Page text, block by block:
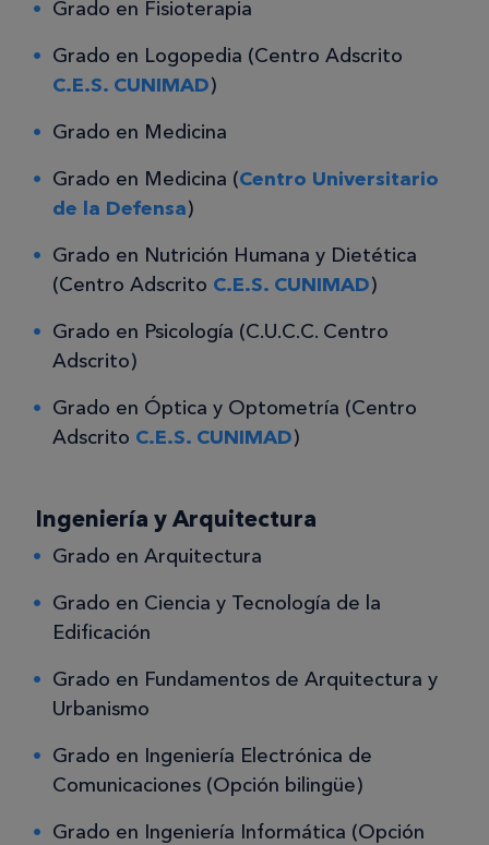
Grado en Fisioterapia
Grado en Logopedia (Centro Adscrito
C.E.S. CUNIMAD)
Grado en Medicina
Grado en Medicina (Centro Universitario
de la Defensa)
Grado en Nutrición Humana y Dietética
(Centro Adscrito C.E.S. CUNIMAD)
Grado en Psicología (C.U.C.C. Centro
Adscrito)
Grado en Óptica y Optometría (Centro
Adscrito C.E.S. CUNIMAD)
Ingeniería y Arquitectura
Grado en Arquitectura
Grado en Ciencia y Tecnología de la
Edificación
Grado en Fundamentos de Arquitectura y
Urbanismo
Grado en Ingeniería Electrónica de
Comunicaciones (Opción bilingüe)
Grado en Ingeniería Informática (Opción